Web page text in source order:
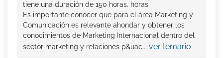
tiene una duración de 150 horas. horas
Es importante conocer que para el área Marketing y
Comunicación es relevante ahondar y obtener los
conocimientos de Marketing Internacional dentro del
sector marketing y relaciones p&uac... ver temario